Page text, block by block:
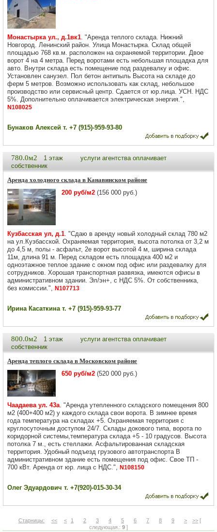
Монастырка ул., д.1вк1. "Аренда теплого склада. Нижний
Новгород. Ленинский район. Улица Монастырка. Склад общей
площадью 768 кв.м. расположен на охраняемой территории. Двое
ворот 4 на 4 метра. Перед воротами есть небольшая площадка для
авто. Внутри склада есть помещение под раздевалку и офис.
Установлен санузел. Пол бетон антипыль Высота на складе до
ферм 5 метров. Возможно использовать как склад, небольшое
производство или сервисный центр. Сдается от юр.лица. УСН. НДС
5%. Дополнительно оплачивается электрическая энергия.",
N108025
Бунаков Алексей т. +7 (915)-959-93-80
780.0м2 1 этаж
услуги агентства оплачивает
собственник
Аренда холодного склада в Канавинском районе
200 руб/м2 (156 000 руб.)
Кузбасская ул, д.1. "Сдаю в аренду новый холодный склад 780 м2
на ул.Кузбасской. Охраняемая территория, высота потолка от 3,2 м
до 4,5 м, полы - асфальт, 2е ворот высотой 4 м, ширина склада
11м, длина 91 м. Перед складом есть площадка 400 м2 и
одноэтажное теплое здание с окном под офис или раздевалку для
сотрудников. Хорошая транспортная развязка, имеются офисы в
административном здании. Эл/эн+, с НДС 5%. От собственника,
без комиссии.", N107713
Ирина Касаткина т. +7 (915)-959-93-77
800.0м2 1 этаж
услуги агентства оплачивает
собственник
Аренда теплого склада в Московском районе
650 руб/м2 (520 000 руб.)
Чаадаева ул. 43а. "Аренда утепленного складского помещения 800
м2 (400+400 м2) у каждого склада свои ворота. В зимнее время
года температура на складах +5. Охраняемая территория с
круглосуточным доступом 24/7. Склады докового типа, ворота по
коридорной системы,температура склада +5 - 10 градусов. Высота
потолка 7 м., есть стеллажи. Асфальтированная складская
территория. Удобный подъезд грузового автотранспорта В
административном здание есть помещения под офис. Свое ТП -
700 кВт. Аренда от юр. лица с НДС.", N108150
Олег Эдуардович т. +7(920)-015-30-34
Старницы: << < 1 2 3 4 5 6 7 8 9 > >> [
следующая.: 9 ]